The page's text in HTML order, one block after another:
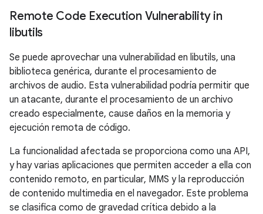
Remote Code Execution Vulnerability in
libutils
Se puede aprovechar una vulnerabilidad en libutils, una
biblioteca genérica, durante el procesamiento de
archivos de audio. Esta vulnerabilidad podría permitir que
un atacante, durante el procesamiento de un archivo
creado especialmente, cause daños en la memoria y
ejecución remota de código.
La funcionalidad afectada se proporciona como una API,
y hay varias aplicaciones que permiten acceder a ella con
contenido remoto, en particular, MMS y la reproducción
de contenido multimedia en el navegador. Este problema
se clasifica como de gravedad crítica debido a la